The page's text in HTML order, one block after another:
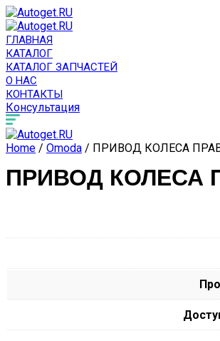
ГЛАВНАЯ
КАТАЛОГ
КАТАЛОГ ЗАПЧАСТЕЙ
О НАС
КОНТАКТЫ
Консультация
Home / Omoda / ПРИВОД КОЛЕСА
ПРИВОД КОЛЕСА